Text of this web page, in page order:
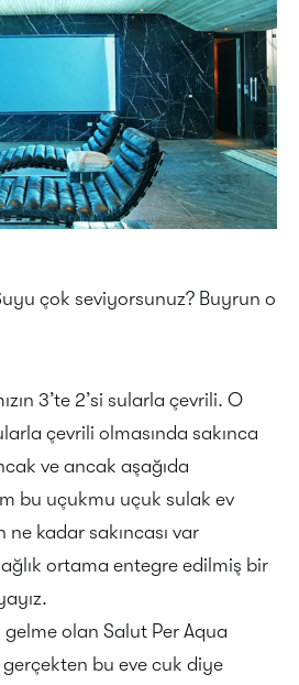
çok seviyorsunuz? Buyrun o
3’te 2’si sularla çevrili. O
çevrili olmasında sakınca
ve ancak aşağıda
bu uçukmu uçuk sulak ev
kadar sakıncası var
ortama entegre edilmiş bir
gelme olan Salut Per Aqua
gerçekten bu eve cuk diye